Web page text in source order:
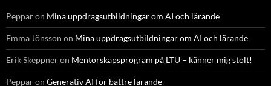
Pepparon Mina uppdragsutbildningar om AI och lärande
Emma Jönsson on Mina uppdragsutbildningar om AI och lärande
Erik Skeppneron Mentorskapsprogram på LTU – känner mig stolt!
Pepparon Generativ AI för bättre lärande